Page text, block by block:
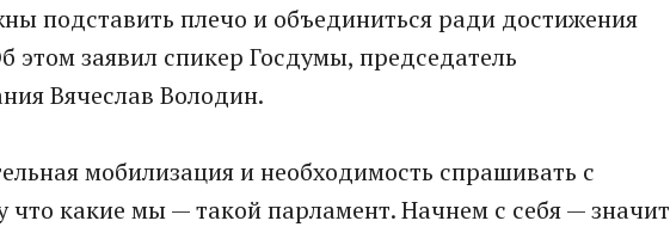
подставить плечо и объединиться ради достижения
этом заявил спикер Госдумы, председатель
Вячеслав Володин.
мобилизация и необходимость спрашивать с
что какие мы — такой парламент. Начнем с себя — значит